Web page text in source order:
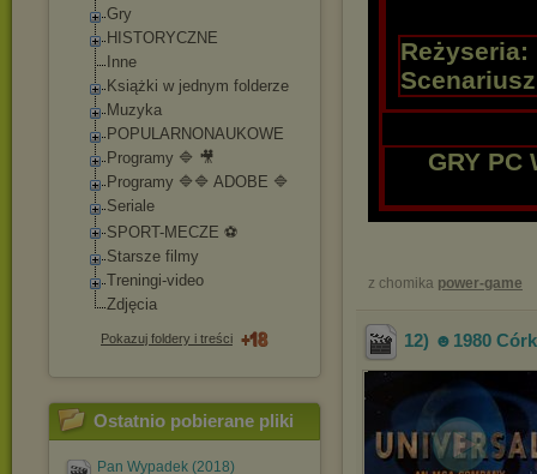
Gry
HISTORYCZNE
Inne
Książki w jednym folderze
Muzyka
POPULARNONAUKOWE
Programy 🔷 🎥
Programy 🔷🔷 ADOBE 🔷
Seriale
SPORT-MECZE ⚽
Starsze filmy
Treningi-video
Zdjęcia
Pokazuj foldery i treści
Ostatnio pobierane pliki
Pan Wypadek (2018)
Reżyseria:
GRY PC
z chomika power-game
12) ☻1980